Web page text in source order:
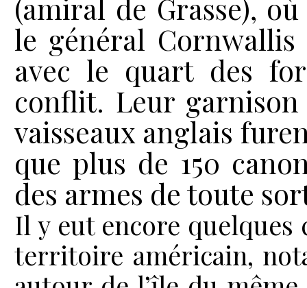
(amiral de Grasse),
le général Cornwallis
avec le quart des
conflit. Leur
vaisseaux anglais
que plus de 150
des armes de toute
Il y eut encore
territoire ­américain,